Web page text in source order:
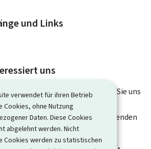
verwendet für ihren Betrieb
Cookies, ohne Nutzung
Daten. Diese Cookies
abgelehnt werden. Nicht
Cookies werden zu statistischen
und Links
uns
zu dieser Seite mit. Lassen Sie uns
können. Sie erhalten keine
Für spezifische Fragen verwenden